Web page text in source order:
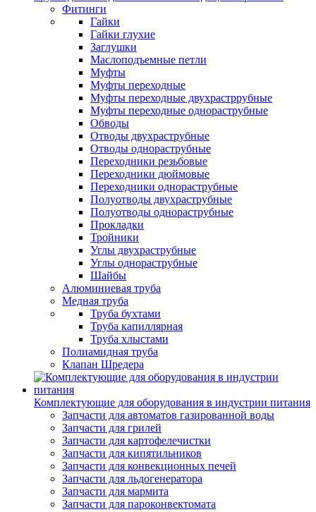
Фитинги
Гайки
Гайки глухие
Заглушки
Маслоподъемные петли
Муфты
Муфты переходные
Муфты переходные двухрастррубные
Муфты переходные однораструбные
Обводы
Отводы двухраструбные
Отводы однораструбные
Переходники резьбовые
Переходники дюймовые
Переходники однораструбные
Полуотводы двухраструбные
Полуотводы однораструбные
Прокладки
Тройники
Углы двухраструбные
Углы однораструбные
Шайбы
Алюминиевая труба
Медная труба
Труба бухтами
Труба капиллярная
Труба хлыстами
Полиамидная труба
Клапан Шредера
Комплектующие для оборудования в индустрии питания
Запчасти для автоматов газированной воды
Запчасти для грилей
Запчасти для картофелечистки
Запчасти для кипятильников
Запчасти для конвекционных печей
Запчасти для льдогенератора
Запчасти для мармита
Запчасти для пароконвектомата